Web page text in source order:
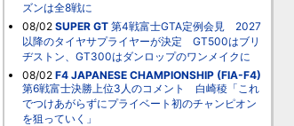
ズンは全8戦に
08/02 SUPER GT 第4戦富士GTA定例会見 2027
以降のタイヤサプライヤーが決定 GT500はブリ
ヂストン、GT300はダンロップのワンメイクに
08/02 F4 JAPANESE CHAMPIONSHIP (FIA-F4)
第6戦富士決勝上位3人のコメント 白崎稜「これ
でつけあがらずにプライベート初のチャンピオン
を狙っていく」